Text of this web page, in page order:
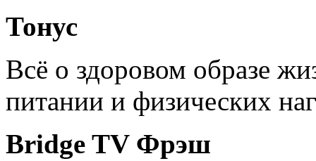
Тонус
Всё о здоровом образе
питании и физических
Bridge TV Фрэш